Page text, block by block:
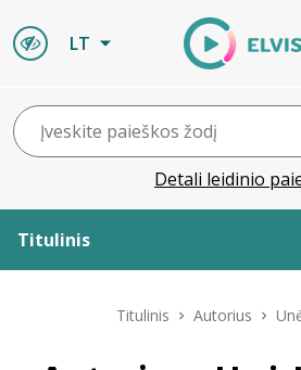
LT
Detali leidinio
Titulinis
Leidiniai
Titulinis Autorius